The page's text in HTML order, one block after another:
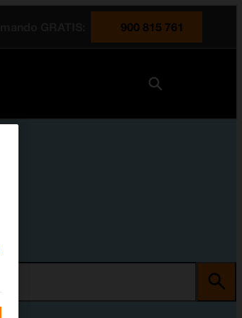
900 815 761